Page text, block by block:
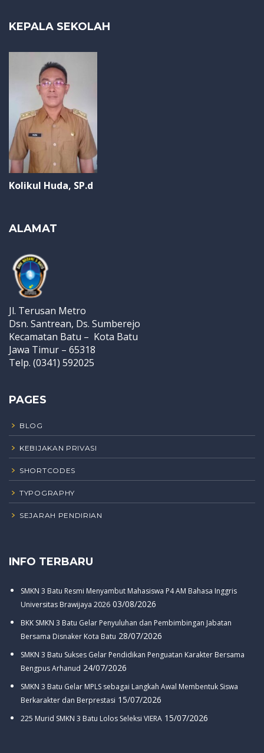
KEPALA SEKOLAH
Kolikul Huda, SP.d
ALAMAT
Jl. Terusan Metro
Dsn. Santrean, Ds. Sumberejo
Kecamatan Batu – Kota Batu
Jawa Timur – 65318
Telp. (0341) 592025
PAGES
BLOG
KEBIJAKAN PRIVASI
SHORTCODES
TYPOGRAPHY
SEJARAH PENDIRIAN
INFO TERBARU
SMKN 3 Batu Resmi Menyambut Mahasiswa P4 AM Bahasa Inggris
Universitas Brawijaya 2026 03/08/2026
BKK SMKN 3 Batu Gelar Penyuluhan dan Pembimbingan Jabatan
Bersama Disnaker Kota Batu 28/07/2026
SMKN 3 Batu Sukses Gelar Pendidikan Penguatan Karakter Bersama
Bengpus Arhanud 24/07/2026
SMKN 3 Batu Gelar MPLS sebagai Langkah Awal Membentuk Siswa
Berkarakter dan Berprestasi 15/07/2026
225 Murid SMKN 3 Batu Lolos Seleksi VIERA 15/07/2026